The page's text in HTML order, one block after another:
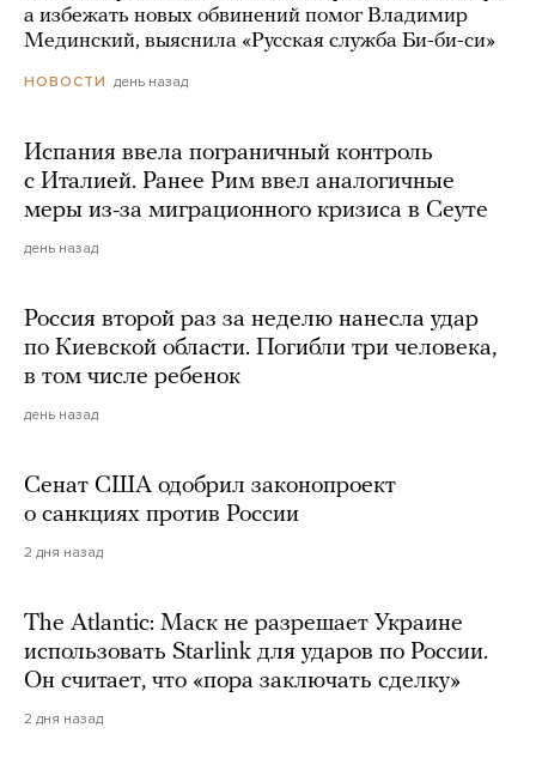
а избежать новых обвинений помог Владимир
Мединский, выяснила «Русская служба Би-би-си»
НОВОСТИ день назад
Испания ввела пограничный контроль
с Италией. Ранее Рим ввел аналогичные
меры из-за миграционного кризиса в Сеуте
день назад
Россия второй раз за неделю нанесла удар
по Киевской области. Погибли три человека,
в том числе ребенок
день назад
Сенат США одобрил законопроект
о санкциях против России
2 дня назад
The Atlantic: Маск не разрешает Украине
использовать Starlink для ударов по России.
Он считает, что «пора заключать сделку»
2 дня назад